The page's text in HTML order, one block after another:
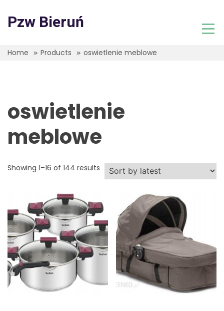
content
Pzw Bieruń
Home Products oswietlenie meblowe
oswietlenie
meblowe
Showing 1–16 of 144 results